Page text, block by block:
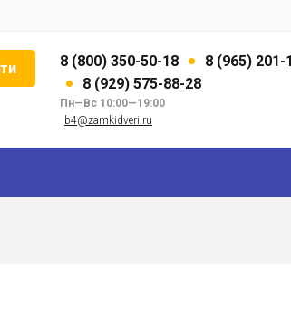
8 (800) 350-50-18
8 (965) 201-
8 (929) 575-88-28
Пн—Вс 10:00—19:00
b4@zamkidveri.ru